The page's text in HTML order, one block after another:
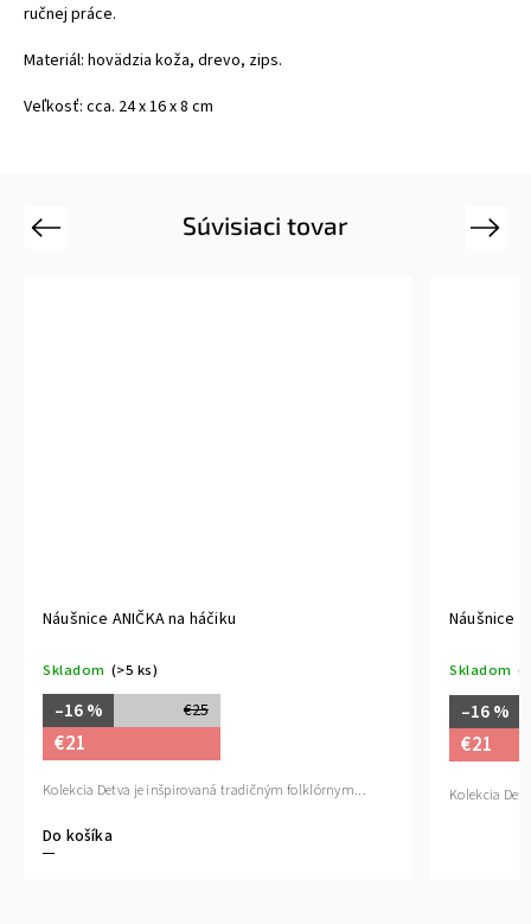
ručnej práce.
Materiál: hovädzia koža, drevo, zips.
Veľkosť: cca. 24 x 16 x 8 cm
Súvisiaci tovar
Previous
Náušnice ANIČKA na háčiku
Skladom (>5 ks)
€25
–16 %
€21
Do košíka
Kolekcia Detva je inšpirovaná tradičným folklórnym...
Náušnice
Skladom
–16 %
€21
Kolekcia
Next